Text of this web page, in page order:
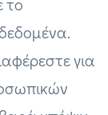
για